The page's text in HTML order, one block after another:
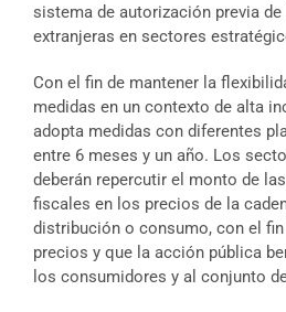
sistema de autorización previa
extranjeras en sectores
Con el fin de mantener la
medidas en un contexto de alta
adopta medidas con diferentes
entre 6 meses y un año. Los
deberán repercutir el monto de
fiscales en los precios de la
distribución o consumo, con el
precios y que la acción pública
los consumidores y al conjunto